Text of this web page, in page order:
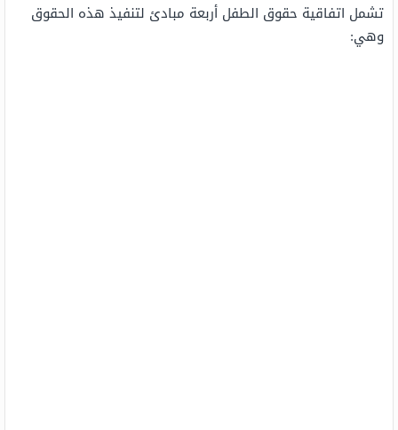
تشمل اتفاقية حقوق الطفل أربعة مبادئ لتنفيذ هذه الحقوق
وهي: